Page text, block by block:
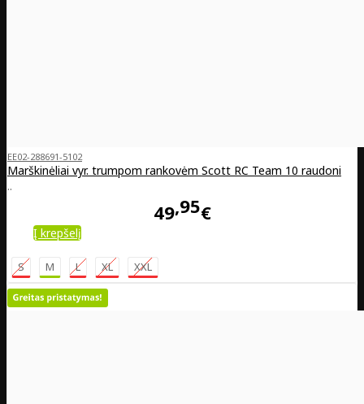
EE02-288691-5102
Marškinėliai vyr. trumpom rankovėm Scott RC Team 10 raudoni
..
49 95€
Į krepšelį
S M L XL XXL